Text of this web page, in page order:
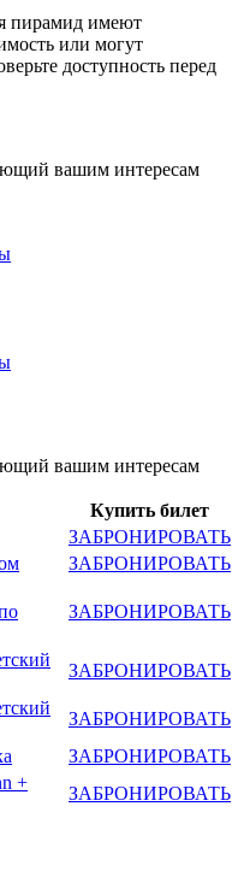
пирамид имеют
или могут
доступность перед
вашим интересам
вашим интересам
Купить билет
ЗАБРОНИРОВАТЬ
ЗАБРОНИРОВАТЬ
ЗАБРОНИРОВАТЬ
ЗАБРОНИРОВАТЬ
ЗАБРОНИРОВАТЬ
ЗАБРОНИРОВАТЬ
+
ЗАБРОНИРОВАТЬ